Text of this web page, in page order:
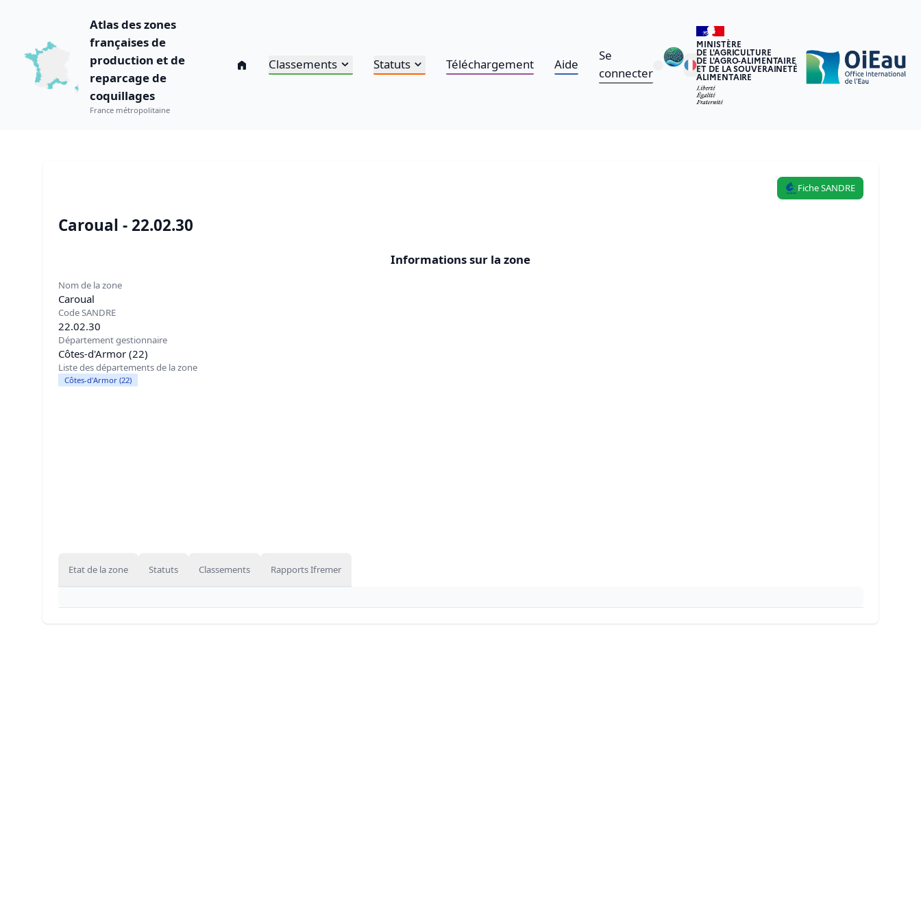
Atlas des zones
françaises de
production et de
reparcage de
coquillages
France métropolitaine
Classements Statuts Téléchargement Aide
Se
connecter
MINISTÈRE
DE L'AGRICULTURE
DE L'AGRO-ALIMENTAIRE
ET DE LA SOUVERAINETÉ
ALIMENTAIRE
Fiche SANDRE
Caroual - 22.02.30
Informations sur la zone
Nom de la zone
Caroual
Code SANDRE
22.02.30
Département gestionnaire
Côtes-d'Armor (22)
Liste des départements de la zone
Côtes-d'Armor (22)
Etat de la zone Statuts Classements Rapports Ifremer